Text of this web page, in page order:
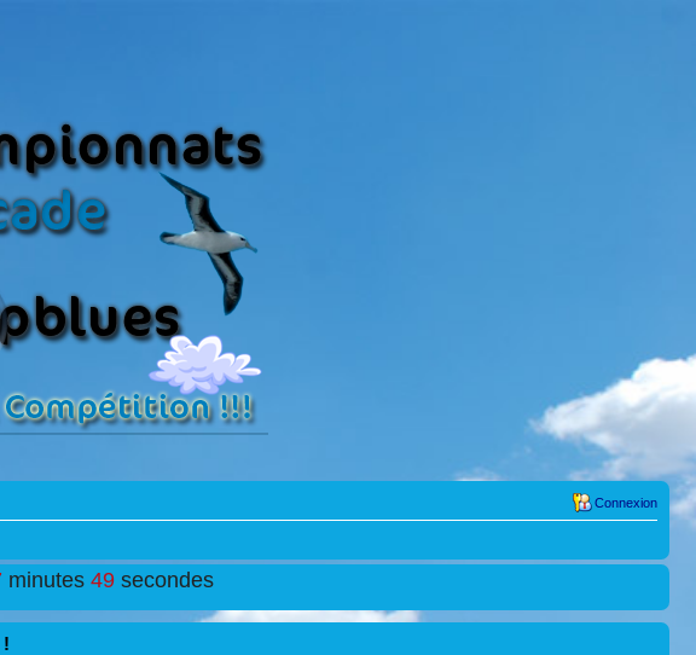
Connexion
minutes 49 secondes
!